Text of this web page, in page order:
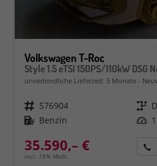
Volkswagen T-Roc
Style 1.5 eTSI 150PS/110kW DSG
unverbindliche Lieferzeit: 5 Monate
Fahrzeugnr. 576904 Getriebe
Kraftstoff Benzin Leistung
35.590,– €
incl. 19% MwSt.